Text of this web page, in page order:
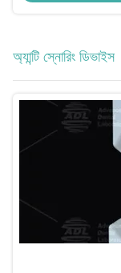
অ্যান্টি স্নোরিং ডিভাইস